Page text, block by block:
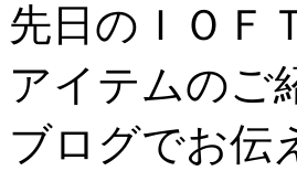
先日のＩＯＦ
アイテムのご
ブログでお伝